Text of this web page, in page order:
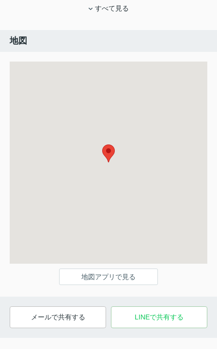
すべて見る
地図
地図アプリで見る
メールで共有する LINEで共有する